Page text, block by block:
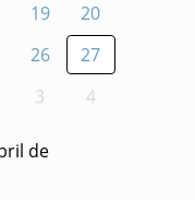
19
20
26
27
3 4
de